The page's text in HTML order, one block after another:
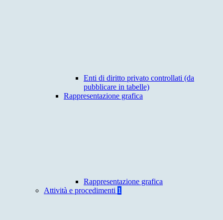
Enti di diritto privato controllati (da
pubblicare in tabelle)
Rappresentazione grafica
Rappresentazione grafica
Attività e procedimenti 1